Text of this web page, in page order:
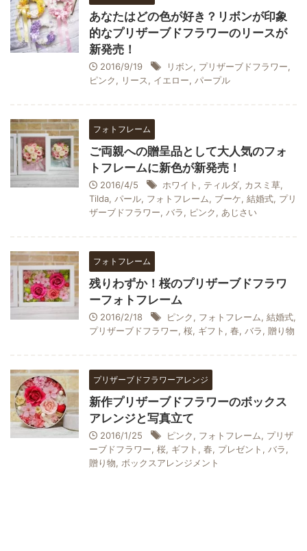
あなたはどの色が好き？リボンが印象
的なプリザーブドフラワーのリースが
新発売！
2016/9/19 リボン, プリザーブドフラワー,
ピンク, リース, イエロー, パープル
フォトフレーム
ご両親への贈呈品として大人気のフォ
トフレームに新色が新発売！
2016/4/5 ホワイト , ティルダ, カスミ草,
Tilda, パール, フォトフレーム, ブーケ, 結婚式, プリ
ザーブドフラワー, バラ, ピンク, あじさい
フォトフレーム
残りわずか！桜のプリザーブドフラワ
ーフォトフレーム
2016/2/18 ピンク, フォトフレーム, 結婚式,
プリザーブドフラワー, 桜, ギフト , 春, バラ, 贈り物
プリザーブドフラワーアレンジ
新作プリザーブドフラワーのボックス
アレンジと写真立て
2016/1/25 ピンク, フォトフレーム, プリザ
ーブドフラワー, 桜, ギフト , 春, プレゼント , バラ,
贈り物, ボックスアレンジメント